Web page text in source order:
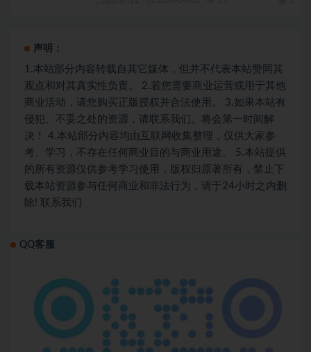
声明：
1.本站部分内容转载自其它媒体，但并不代表本站赞同其
观点和对其真实性负责。 2.若您需要商业运营或用于其他
商业活动，请您购买正版授权并合法使用。 3.如果本站有
侵犯、不妥之处的资源，请联系我们。将会第一时间解
决！ 4.本站部分内容均由互联网收集整理，仅供大家参
考、学习，不存在任何商业目的与商业用途。 5.本站提供
的所有资源仅供参考学习使用，版权归原著所有，禁止下
载本站资源参与任何商业和非法行为，请于24小时之内删
除! 联系我们
QQ客服